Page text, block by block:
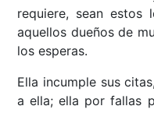
requiere, sean estos
aquellos dueños de
los esperas.
Ella incumple sus
a ella; ella por fallas